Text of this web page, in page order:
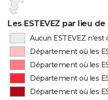
Les ESTEVEZ par lieu
Aucun ESTEVEZ
Département où les
Département où les
Département où les
Département où les